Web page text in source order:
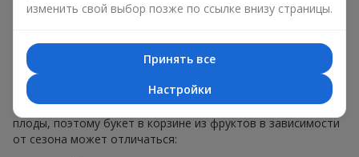
Тематические фруктовые
композиции для праздников
и сезонов
Каждое время года имеет свой характер и свои сезонные
плоды, поэтому букет в корзине из фруктов в зависимости
от сезона может отличаться:
изменить свой выбор позже по ссылке внизу страницы.
Принять все
Настройки